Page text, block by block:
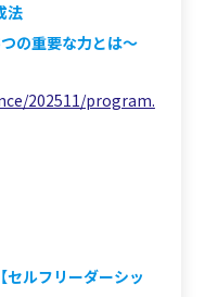
法
の重要な力とは～
202511/program.
ルフリーダーシッ